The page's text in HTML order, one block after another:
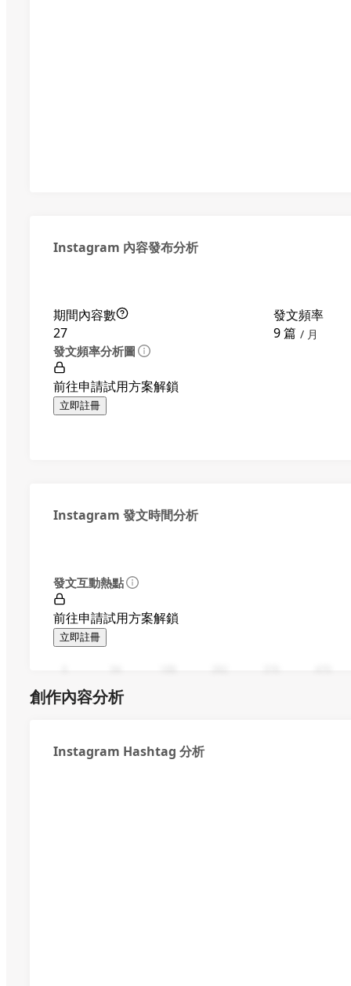
Instagram 內容發布分析
期間內容數
27
發文頻率
9 篇
月
發文頻率分析圖
前往申請試用方案解鎖
立即註冊
Instagram 發文時間分析
發文互動熱點
前往申請試用方案解鎖
立即註冊
創作內容分析
Instagram Hashtag 分析